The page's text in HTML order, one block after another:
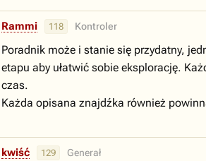
Rammi 118 Kontroler
Poradnik może i stanie się przydatny,
etapu aby ułatwić sobie eksplorację.
czas.
Każda opisana znajdźka również
kwiść 129 Generał